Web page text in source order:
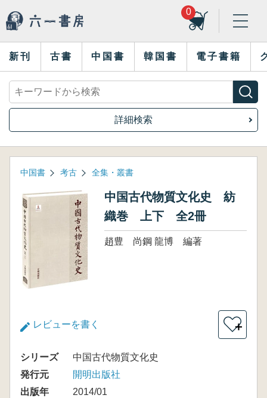
0
新刊 古書 中国書 韓国書 電子書籍
詳細検索
中国書 考古 全集・叢書
中国古代物質文化史 紡
織巻 上下 全2冊
趙豊 尚鋼 龍博 編著
レビューを書く ＋
シリーズ
中国古代物質文化史
発行元
開明出版社
出版年
2014/01